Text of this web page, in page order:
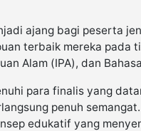
ajang bagi peserta
terbaik mereka pada
Alam (IPA), dan
para finalis yang
penuh
edukatif yang